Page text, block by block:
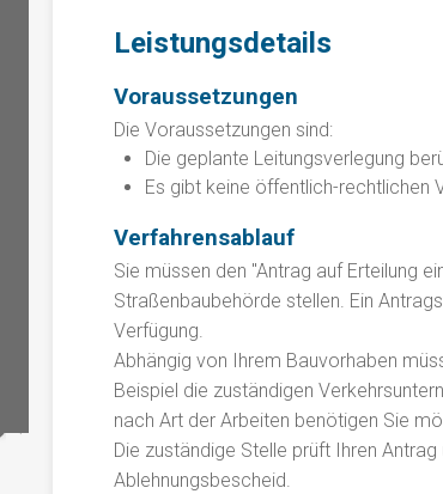
Leistungsdetails
Voraussetzungen
Die Voraussetzungen sind:
Die geplante Leitungsverlegung
Es gibt keine öffentlich-rechtlichen
Verfahrensablauf
Sie müssen den "Antrag auf Erteilung
Straßenbaubehörde stellen. Ein
Verfügung.
Abhängig von Ihrem Bauvorhaben
Beispiel die zuständigen
nach Art der Arbeiten benötigen Sie
Die zuständige Stelle prüft Ihren
Ablehnungsbescheid.